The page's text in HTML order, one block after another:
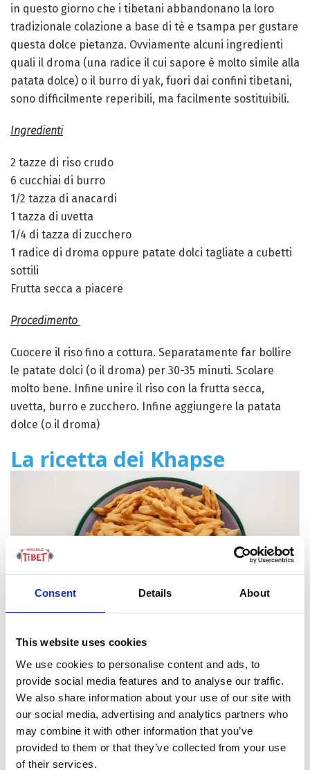
Consent Details About
This website uses cookies
We use cookies to personalise content and ads, to
provide social media features and to analyse our traffic.
We also share information about your use of our site with
our social media, advertising and analytics partners who
may combine it with other information that you’ve
provided to them or that they’ve collected from your use
of their services.
in questo giorno che i tibetani abbandonano la loro
tradizionale colazione a base di tè e tsampa per gustare
questa dolce pietanza. Ovviamente alcuni ingredienti
quali il droma (una radice il cui sapore è molto simile alla
patata dolce) o il burro di yak, fuori dai confini tibetani,
sono difficilmente reperibili, ma facilmente sostituibili.
Ingredienti
2 tazze di riso crudo
6 cucchiai di burro
1/2 tazza di anacardi
1 tazza di uvetta
1/4 di tazza di zucchero
1 radice di droma oppure patate dolci tagliate a cubetti
sottili
Frutta secca a piacere
Procedimento
Cuocere il riso fino a cottura. Separatamente far bollire
le patate dolci (o il droma) per 30-35 minuti. Scolare
molto bene. Infine unire il riso con la frutta secca,
uvetta, burro e zucchero. Infine aggiungere la patata
dolce (o il droma)
La ricetta dei Khapse
Cosa c’è di più buono che sorseggiare il tè con dei
biscotti? Ecco i Khapse, i tradizionali “cookies” usati dai
tibetani. In Tibet si è solito utilizzare questi biscotti non
solo durante il capodanno tibetano, ma anche durante
ogni tipo di festa importante come matrimoni o
importanti incontri anche di lavoro. Variabile la forma